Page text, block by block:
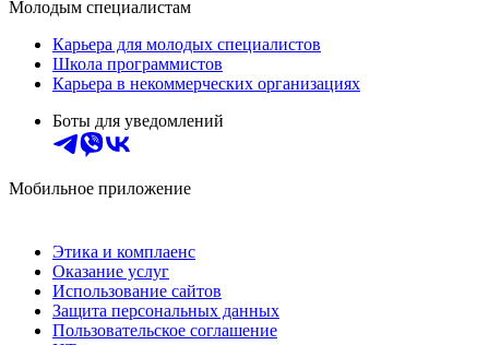
Молодым специалистам
Карьера для молодых специалистов
Школа программистов
Карьера в некоммерческих организациях
Боты для уведомлений
Мобильное приложение
Этика и комплаенс
Оказание услуг
Использование сайтов
Защита персональных данных
Пользовательское соглашение